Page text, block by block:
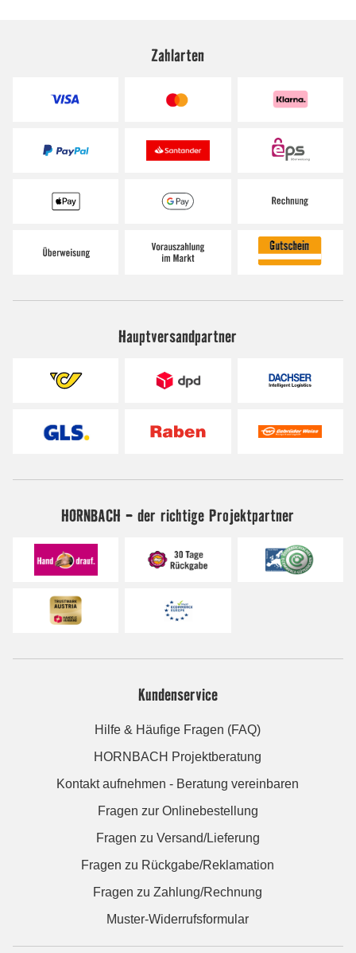
Zahlarten
Hauptversandpartner
HORNBACH - der richtige Projektpartner
Kundenservice
Hilfe & Häufige Fragen (FAQ)
HORNBACH Projektberatung
Kontakt aufnehmen - Beratung vereinbaren
Fragen zur Onlinebestellung
Fragen zu Versand/Lieferung
Fragen zu Rückgabe/Reklamation
Fragen zu Zahlung/Rechnung
Muster-Widerrufsformular